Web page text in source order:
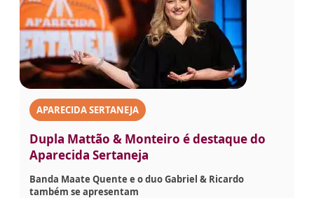
APARECIDA SERTANEJA
Dupla Mattão & Monteiro é destaque do
Aparecida Sertaneja
Banda Maate Quente e o duo Gabriel & Ricardo
também se apresentam